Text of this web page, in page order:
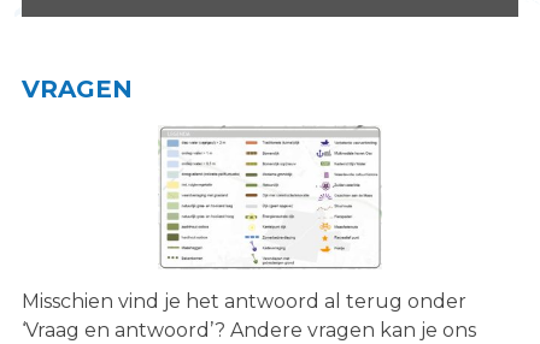
VRAGEN
Misschien vind je het antwoord al terug onder
‘Vraag en antwoord’? Andere vragen kan je ons